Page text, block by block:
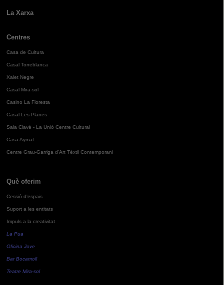
La Xarxa
Centres
Casa de Cultura
Casal Torreblanca
Xalet Negre
Casal Mira-sol
Casino La Floresta
Casal Les Planes
Sala Clavé - La Unió Centre Cultural
Casa Aymat
Centre Grau-Garriga d'Art Tèxtil Contemporani
Què oferim
Cessió d'espais
Suport a les entitats
Impuls a la creativitat
La Pua
Oficina Jove
Bar Bocamoll
Teatre Mira-sol